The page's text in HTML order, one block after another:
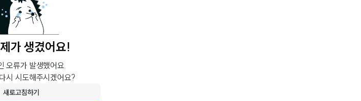
가 생겼어요!
오류가 발생했어요.
시 시도해주시겠어요?
새로고침하기